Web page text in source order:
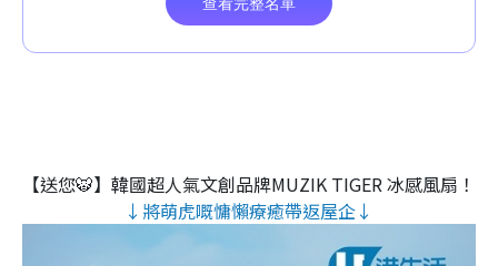
【送您🐯】韓國超人氣文創品牌MUZIK TIGER 冰感風扇！
↓將萌虎嘅慵懶療癒帶返屋企↓